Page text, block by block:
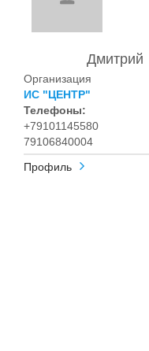
Дмитрий
Организация
ИС "ЦЕНТР"
Телефоны:
+79101145580
79106840004
Профиль